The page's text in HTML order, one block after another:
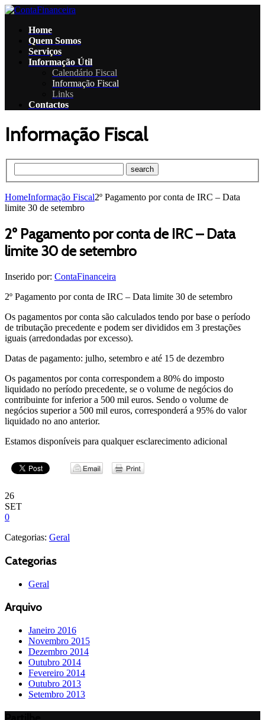
Home
Quem Somos
Serviços
Informação Útil
Calendário Fiscal
Informação Fiscal
Links
Contactos
Informação Fiscal
HomeInformação Fiscal2º Pagamento por conta de IRC – Data
limite 30 de setembro
2º Pagamento por conta de IRC – Data
limite 30 de setembro
Inserido por: ContaFinanceira
2º Pagamento por conta de IRC – Data limite 30 de setembro
Os pagamentos por conta são calculados tendo por base o período
de tributação precedente e podem ser divididos em 3 prestações
iguais (arredondadas por excesso).
Datas de pagamento: julho, setembro e até 15 de dezembro
Os pagamentos por conta correspondem a 80% do imposto
liquidado no período precedente, se o volume de negócios do
contribuinte for inferior a 500 mil euros. Sendo o volume de
negócios superior a 500 mil euros, corresponderá a 95% do valor
liquidado no ano anterior.
Estamos disponíveis para qualquer esclarecimento adicional
26
SET
0
Categorias: Geral
Categorias
Geral
Arquivo
Janeiro 2016
Novembro 2015
Dezembro 2014
Outubro 2014
Fevereiro 2014
Outubro 2013
Setembro 2013